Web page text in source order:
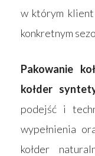
w którym klient
konkretnym
Pakowanie
kołder
podejść i
wypełnienia
kołder